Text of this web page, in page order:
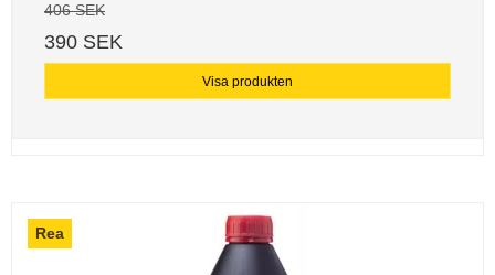
406 SEK
390 SEK
Visa produkten
Rea